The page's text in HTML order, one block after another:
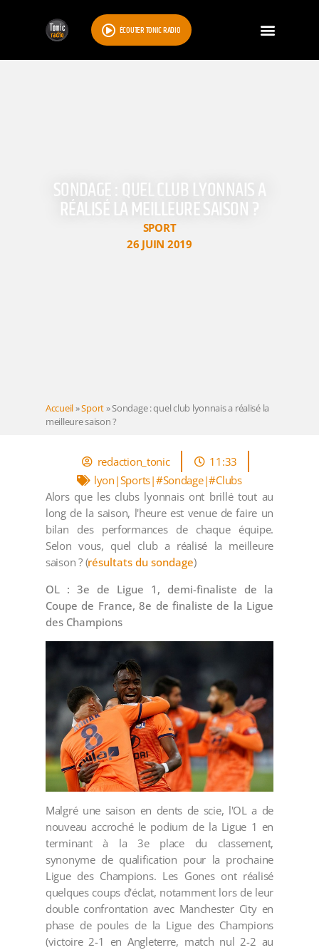
ÉCOUTER TONIC RADIO
SONDAGE : QUEL CLUB LYONNAIS A
RÉALISÉ LA MEILLEURE SAISON ?
SPORT
26 JUIN 2019
Accueil»Sport»Sondage : quel club lyonnais a réalisé la
meilleure saison ?
redaction_tonic
11:33
lyon|Sports|#Sondage|#Clubs
Alors que les clubs lyonnais ont brillé tout au
long de la saison, l'heure est venue de faire un
bilan des performances de chaque équipe.
Selon vous, quel club a réalisé la meilleure
saison ? (résultats du sondage)
OL : 3e de Ligue 1, demi-finaliste de la
Coupe de France, 8e de finaliste de la Ligue
des Champions
Malgré une saison en dents de scie, l'OL a de
nouveau accroché le podium de la Ligue 1 en
terminant à la 3e place du classement,
synonyme de qualification pour la prochaine
Ligue des Champions. Les Gones ont réalisé
quelques coups d'éclat, notamment lors de leur
double confrontation avec Manchester City en
phase de poules de la Ligue des Champions
(victoire 2-1 en Angleterre, match nul 2-2 au